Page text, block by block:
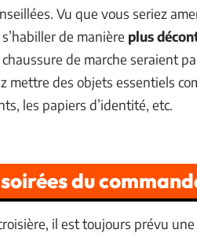
Vu que vous seriez
de manière plus
de marche seraient
mettre des objets essentiels
les papiers d’identité, etc.
du
il est toujours prévu